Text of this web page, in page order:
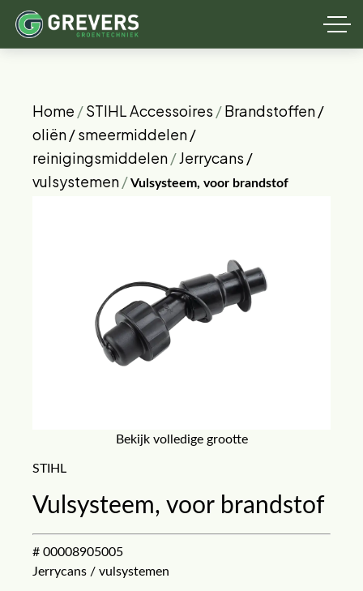
Home /STIHL Accessoires /Brandstoffen /
oliën / smeermiddelen /
reinigingsmiddelen/Jerrycans /
vulsystemen/Vulsysteem, voor brandstof
Bekijk volledige grootte
STIHL
Vulsysteem, voor brandstof
# 00008905005
Jerrycans / vulsystemen